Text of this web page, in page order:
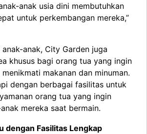
anak usia dini membutuhkan
untuk perkembangan mereka,”
anak, City Garden juga
khusus bagi orang tua yang ingin
makanan dan minuman.
dengan berbagai fasilitas untuk
orang tua yang ingin
mereka saat bermain.
dengan Fasilitas Lengkap